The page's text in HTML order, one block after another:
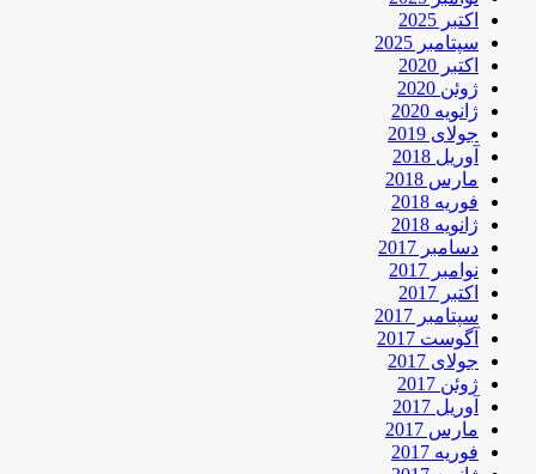
اکتبر 2025
سپتامبر 2025
اکتبر 2020
ژوئن 2020
ژانویه 2020
جولای 2019
آوریل 2018
مارس 2018
فوریه 2018
ژانویه 2018
دسامبر 2017
نوامبر 2017
اکتبر 2017
سپتامبر 2017
آگوست 2017
جولای 2017
ژوئن 2017
آوریل 2017
مارس 2017
فوریه 2017